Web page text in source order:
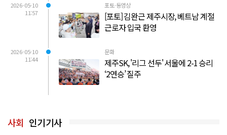
2026-05-10
11:57
포토·동영상
[포토] 김완근 제주시장, 베트남 계절
근로자 입국 환영
2026-05-10
11:44
문화
제주SK, '리그 선두' 서울에 2-1 승리
‘2연승’ 질주
사회 인기기사